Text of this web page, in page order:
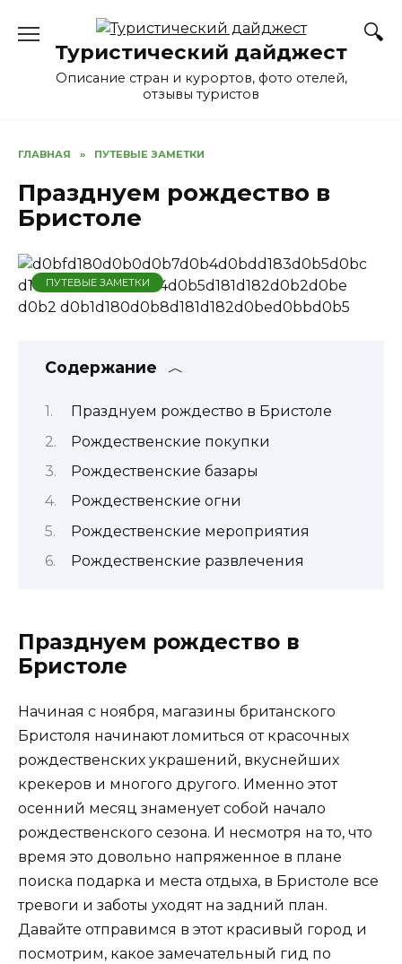
содержаниюТуристический дайджест
Описание стран и курортов, фото отелей,
отзывы туристов
ГЛАВНАЯ » ПУТЕВЫЕ ЗАМЕТКИ
Празднуем рождество в
Бристоле
ПУТЕВЫЕ ЗАМЕТКИ
Содержание
Празднуем рождество в Бристоле
Рождественские покупки
Рождественские базары
Рождественские огни
Рождественские мероприятия
Рождественские развлечения
Празднуем рождество в
Бристоле
Начиная с ноября, магазины британского
Бристоля начинают ломиться от красочных
рождественских украшений, вкуснейших
крекеров и многого другого. Именно этот
осенний месяц знаменует собой начало
рождественского сезона. И несмотря на то, что
время это довольно напряженное в плане
поиска подарка и места отдыха, в Бристоле все
тревоги и заботы уходят на задний план.
Давайте отправимся в этот красивый город и
посмотрим, какое замечательный гид по